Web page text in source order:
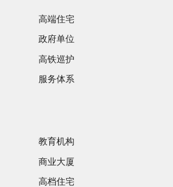
高端住宅
政府单位
高铁巡护
服务体系
教育机构
商业大厦
高档住宅